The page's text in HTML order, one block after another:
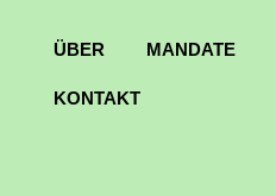
ÜBER MANDATE
KONTAKT